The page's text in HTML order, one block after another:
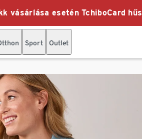
vásárlása esetén TchiboCard
Sport Outlet